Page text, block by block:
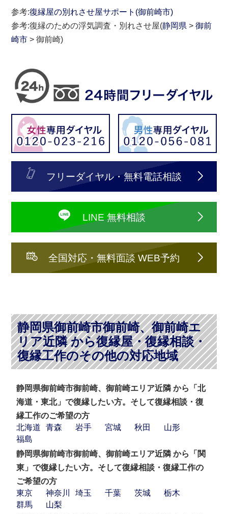
参考:復縁屋の別れさせ屋サポート(御前崎市)
参考:復縁のための浮気調査・別れさせ屋(静岡県 >御前
崎市 > 御前崎)
フリーダイヤル・無料電話相談
LINE 無料相談
全国対応・無料面談 WEB予約
静岡県御前崎市御前崎、御前崎エ
リア近隣 から復縁屋・復縁相談・
復縁工作のその他の対応地域
静岡県御前崎市御前崎、御前崎エリア近隣 から「北
海道・東北」で復縁したい方。そして復縁相談・復
縁工作のご希望の方
北海道
青森 岩手 宮城 秋田
山形
福島
静岡県御前崎市御前崎、御前崎エリア近隣 から「関
東」で復縁したい方。そして復縁相談・復縁工作の
ご希望の方
東京
神奈川 埼玉 千葉 茨城
栃木
群馬
山梨